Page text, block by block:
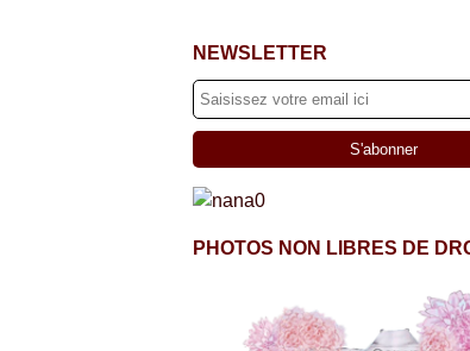
NEWSLETTER
PHOTOS NON LIBRES DE